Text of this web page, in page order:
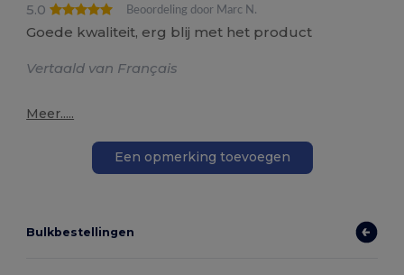
5.0
Beoordeling door Marc N.
Goede kwaliteit, erg blij met het product
Vertaald van Français
Meer.....
Een opmerking toevoegen
Bulkbestellingen